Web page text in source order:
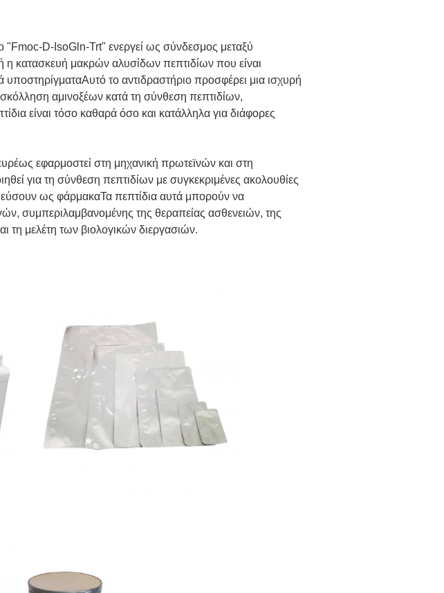
"Fmoc-D-IsoGln-Trt" ενεργεί ως σύνδεσμος μεταξύ
η κατασκευή μακρών αλυσίδων πεπτιδίων που είναι
υποστηρίγματαΑυτό το αντιδραστήριο προσφέρει μια ισχυρή
αμινοξέων κατά τη σύνθεση πεπτιδίων,
είναι τόσο καθαρά όσο και κατάλληλα για διάφορες
εφαρμοστεί στη μηχανική πρωτεϊνών και στη
για τη σύνθεση πεπτιδίων με συγκεκριμένες ακολουθίες
ως φάρμακαΤα πεπτίδια αυτά μπορούν να
συμπεριλαμβανομένης της θεραπείας ασθενειών, της
τη μελέτη των βιολογικών διεργασιών.